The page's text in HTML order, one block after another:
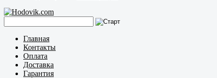
Главная
Контакты
Оплата
Доставка
Гарантия